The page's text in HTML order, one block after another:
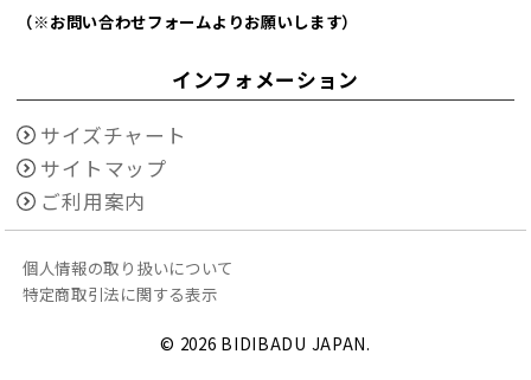
（※お問い合わせフォームよりお願いします）
インフォメーション
サイズチャート
サイトマップ
ご利用案内
© 2026 BIDIBADU JAPAN.
個人情報の取り扱いについて
特定商取引法に関する表示